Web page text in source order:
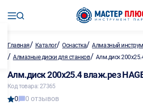
Главная/ Каталог/Оснастка/Алмазный
/ Алмазные диски для станков/ Алм.диск
Алм.диск 200х25.4 влаж.рез
Код товара: 27365
0 0 отзывов